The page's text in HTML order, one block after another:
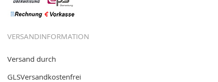
VERSANDINFORMATION
Versand durch
GLSVersandkostenfrei